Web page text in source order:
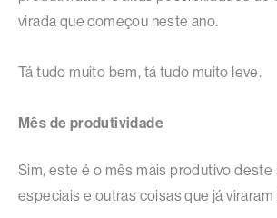
virada que começou neste ano.
Tá tudo muito bem, tá tudo muito leve.
Mês de produtividade
Sim, este é o mês mais produtivo deste
especiais e outras coisas que já